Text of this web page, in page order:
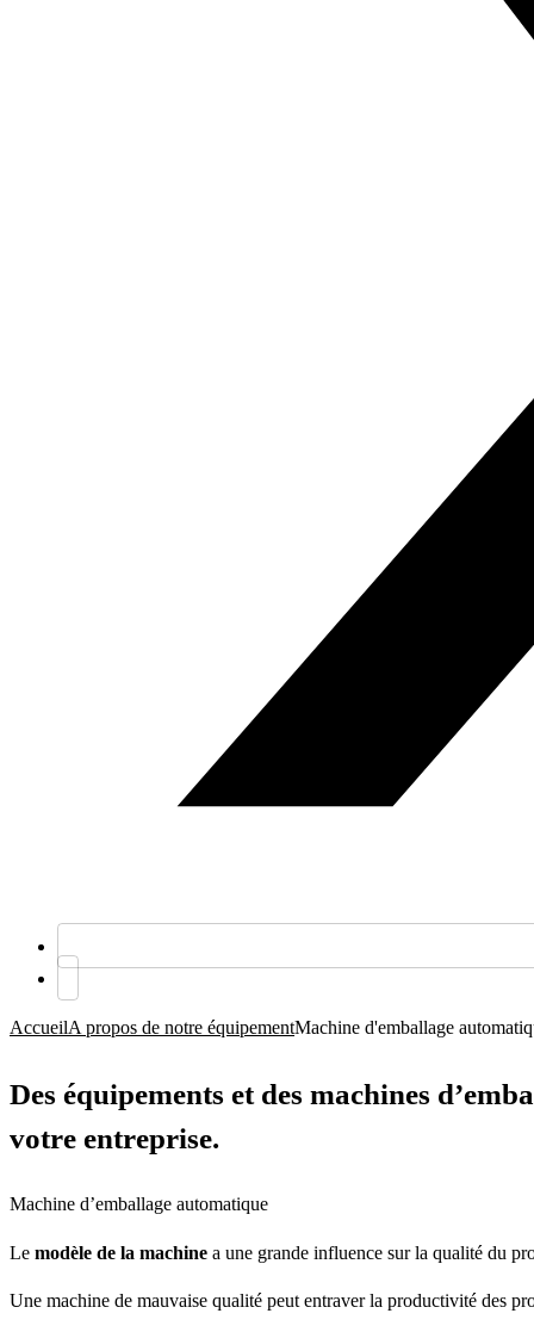
AccueilA propos de notre équipementMachine d'emballage
Des équipements et des machines
votre entreprise.
Machine d’emballage automatique
Le modèle de la machine a une grande influence sur la qualité du
Une machine de mauvaise qualité peut entraver la productivité des